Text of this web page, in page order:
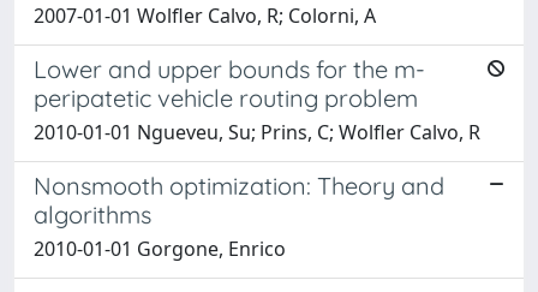
2007-01-01 Wolfler Calvo, R; Colorni, A
Lower and upper bounds for the m-
peripatetic vehicle routing problem
2010-01-01 Ngueveu, Su; Prins, C; Wolfler Calvo, R
Nonsmooth optimization: Theory and
algorithms
2010-01-01 Gorgone, Enrico